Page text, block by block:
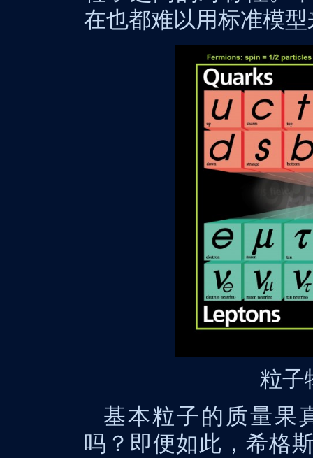
在也都难以用标准模
粒子
基本粒子的质量果
吗？即便如此，希格